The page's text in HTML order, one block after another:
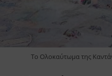
Το Ολοκαύτωμα της